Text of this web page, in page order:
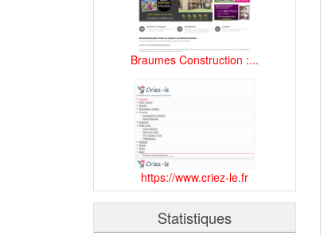
Braumes Construction :...
https://www.criez-le.fr
Statistiques